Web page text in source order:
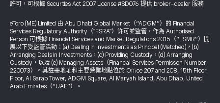
許可，可根據 Securities Act 2007 License #SD076 提供 broker-dealer 服務
eToro (ME) Limited 由 Abu Dhabi Global Market（“ADGM”）的 Financial
Services Regulatory Authority（"FSRA"）許可並監管，作為 Authorised
Person 可根據 Financial Services and Market Regulations 2015（“FSMR”）開
展以下受監管活動：(a) Dealing in Investments as Principal (Matched)，(b)
Arranging Deals in Investments，(c) Providing Custody，(d) Arranging
Custody，以及 (e) Managing Assets（Financial Services Permission Number
220073）。其註冊地址和主要營業地點位於 Office 207 and 208, 15th Floor
Floor, Al Sarab Tower, ADGM Square, Al Maryah Island, Abu Dhabi, United
Arab Emirates（“UAE”）。